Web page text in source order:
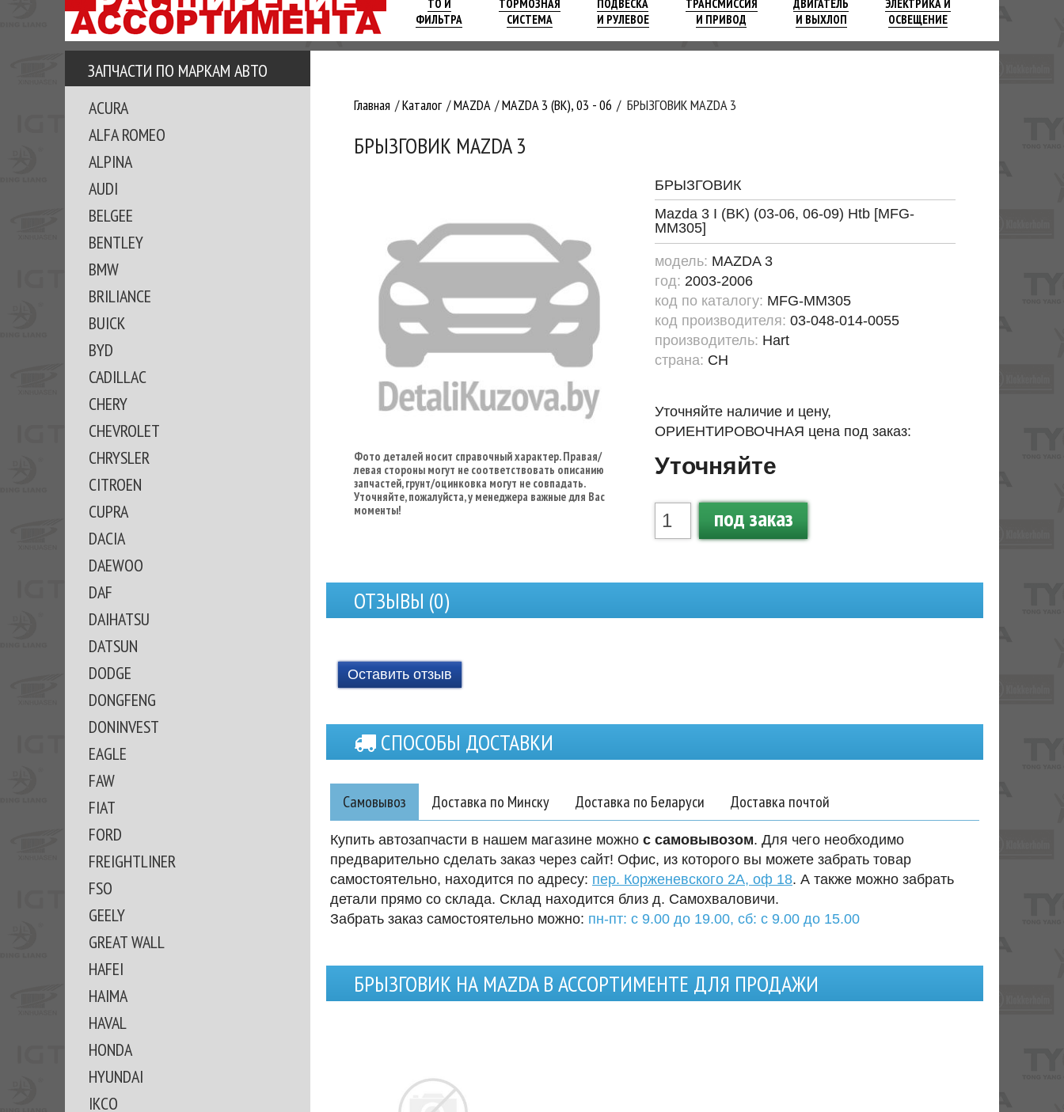
ТО И
ФИЛЬТРА
ТОРМОЗНАЯ
СИСТЕМА
ПОДВЕСКА
И РУЛЕВОЕ
ТРАНСМИССИЯ
И ПРИВОД
ДВИГАТЕЛЬ
И ВЫХЛОП
ЭЛЕКТРИКА И
ОСВЕЩЕНИЕ
ЗАПЧАСТИ ПО МАРКАМ АВТО
ACURA
ALFA ROMEO
ALPINA
AUDI
BELGEE
BENTLEY
BMW
BRILIANCE
BUICK
BYD
CADILLAC
CHERY
CHEVROLET
CHRYSLER
CITROEN
CUPRA
DACIA
DAEWOO
DAF
DAIHATSU
DATSUN
DODGE
DONGFENG
DONINVEST
EAGLE
FAW
FIAT
FORD
FREIGHTLINER
FSO
GEELY
GREAT WALL
HAFEI
HAIMA
HAVAL
HONDA
HYUNDAI
IKCO
Главная Каталог MAZDA MAZDA 3 (BK), 03 - 06 БРЫЗГОВИК MAZDA 3
БРЫЗГОВИК MAZDA 3
Фото деталей носит справочный характер. Правая/
левая стороны могут не соответствовать описанию
запчастей, грунт/оцинковка могут не совпадать.
Уточняйте, пожалуйста, у менеджера важные для Вас
моменты!
БРЫЗГОВИК
Mazda 3 I (BK) (03-06, 06-09) Htb [MFG-
MM305]
модель: MAZDA 3
год: 2003-2006
код по каталогу: MFG-MM305
код производителя: 03-048-014-0055
производитель: Hart
страна: CH
Уточняйте наличие и цену,
ОРИЕНТИРОВОЧНАЯ цена под заказ:
Уточняйте
под заказ
ОТЗЫВЫ (0)
Оставить отзыв
СПОСОБЫ ДОСТАВКИ
Самовывоз Доставка по Минску Доставка по Беларуси Доставка почтой
Купить автозапчасти в нашем магазине можно с самовывозом. Для чего необходимо
предварительно сделать заказ через сайт! Офис, из которого вы можете забрать товар
самостоятельно, находится по адресу: пер. Корженевского 2А, оф 18. А также можно забрать
детали прямо со склада. Склад находится близ д. Самохваловичи.
Забрать заказ самостоятельно можно: пн-пт: с 9.00 до 19.00, сб: с 9.00 до 15.00
БРЫЗГОВИК НА MAZDA В АССОРТИМЕНТЕ ДЛЯ ПРОДАЖИ